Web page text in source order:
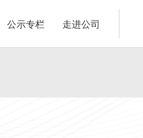
公示专栏 走进公司